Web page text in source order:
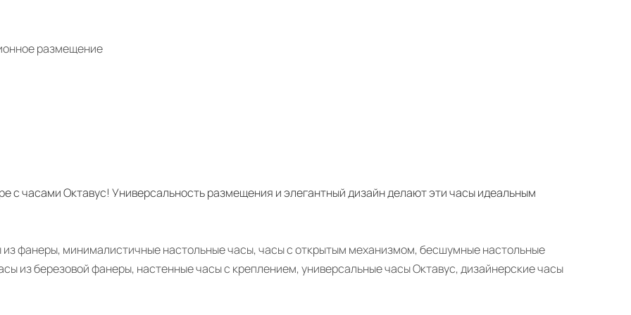
размещение
с часами Октавус! Универсальность размещения и элегантный дизайн делают эти часы идеальным
из фанеры, минималистичные настольные часы, часы с открытым механизмом, бесшумные настольные
из березовой фанеры, настенные часы с креплением, универсальные часы Октавус, дизайнерские часы